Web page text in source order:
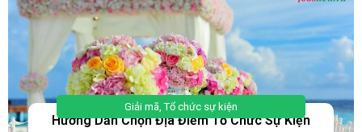
Giải mã,Tổ chức sự kiện
Hướng Dẫn Chọn Địa Điểm Tổ Chức Sự Kiện